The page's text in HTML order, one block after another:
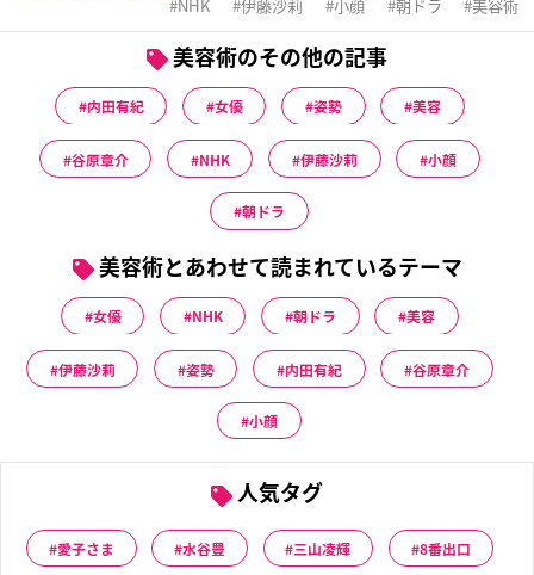
NHK 伊藤沙莉 小顔 朝ドラ 美容術
美容術のその他の記事
内田有紀 女優 姿勢 美容
谷原章介 NHK 伊藤沙莉 小顔
朝ドラ
美容術とあわせて読まれているテーマ
女優 NHK 朝ドラ 美容
伊藤沙莉 姿勢 内田有紀 谷原章介
小顔
人気タグ
愛子さま 水谷豊 三山凌輝 8番出口